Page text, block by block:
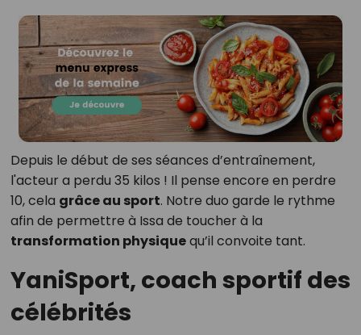
Depuis le début de ses séances d’entraînement,
l'acteur a perdu 35 kilos ! Il pense encore en perdre
10, cela grâce au sport. Notre duo garde le rythme
afin de permettre à Issa de toucher à la
transformation physiquequ’il convoite tant.
YaniSport, coach sportif des
célébrités